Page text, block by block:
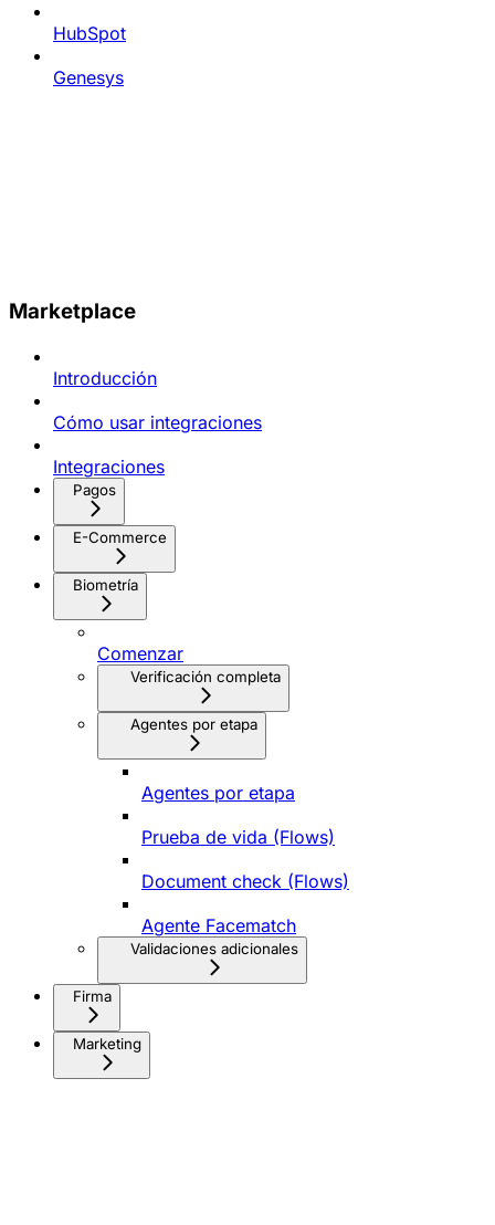
HubSpot
Genesys
Marketplace
Introducción
Cómo usar integraciones
Integraciones
Pagos
E-Commerce
Biometría
Comenzar
Verificación completa
Agentes por etapa
Agentes por etapa
Prueba de vida (Flows)
Document check (Flows)
Agente Facematch
Validaciones adicionales
Firma
Marketing